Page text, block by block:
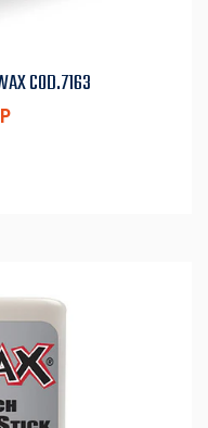
COD.7163